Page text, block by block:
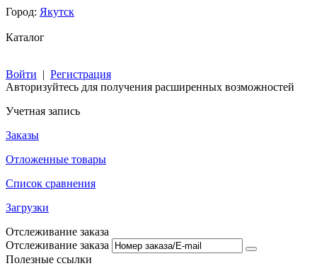
Город: Якутск
Каталог
Войти | Регистрация
Авторизуйтесь для получения расширенных возможностей
Учетная запись
Заказы
Отложенные товары
Список сравнения
Загрузки
Отслеживание заказа
Отслеживание заказа
Полезные ссылки